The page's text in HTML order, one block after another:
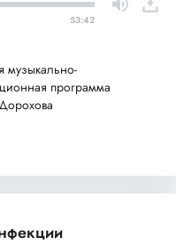
53:42
музыкально-
программа